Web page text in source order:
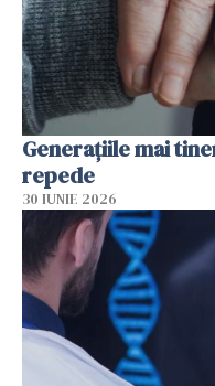
Generațiile mai
repede
30 IUNIE 2026